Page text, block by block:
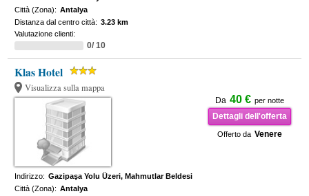
Città (Zona): Antalya
Distanza dal centro città: 3.23 km
Valutazione clienti:
0/ 10
Klas Hotel
Visualizza sulla mappa
Da 40 € per notte
Dettagli dell'offerta
Offerto da Venere
Indirizzo: Gazipaşa Yolu Üzeri, Mahmutlar Beldesi
Città (Zona): Antalya